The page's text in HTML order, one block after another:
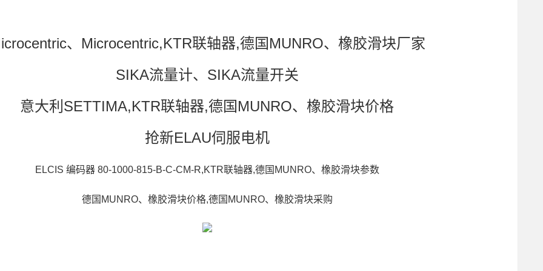
、Microcentric,KTR联轴器,德国MUNRO、橡胶滑块厂家
SIKA流量计、SIKA流量开关
意大利SETTIMA,KTR联轴器,德国MUNRO、橡胶滑块价格
抢新ELAU伺服电机
ELCIS 编码器 80-1000-815-B-C-CM-R,KTR联轴器,德国MUNRO、橡胶滑块参数
德国MUNRO、橡胶滑块价格,德国MUNRO、橡胶滑块采购